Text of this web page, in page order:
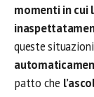
momenti in cui
queste
patto che